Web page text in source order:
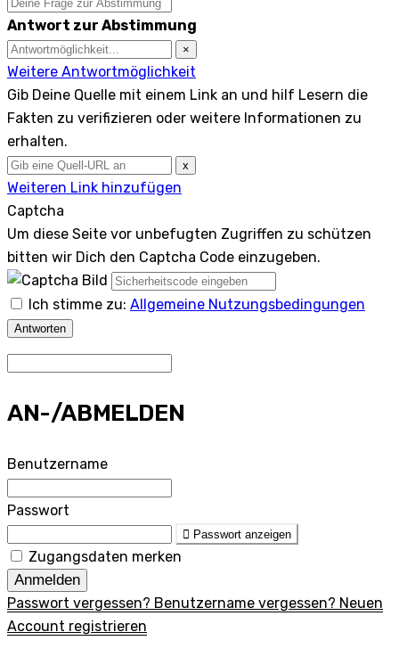
Antwort zur Abstimmung
×
Weitere Antwortmöglichkeit
Gib Deine Quelle mit einem Link an und hilf Lesern die
Fakten zu verifizieren oder weitere Informationen zu
erhalten.
x
Weiteren Link hinzufügen
Captcha
Um diese Seite vor unbefugten Zugriffen zu schützen
bitten wir Dich den Captcha Code einzugeben.
Ich stimme zu: Allgemeine Nutzungsbedingungen
Antworten
AN-/ABMELDEN
Benutzername
Passwort
Passwort anzeigen
Zugangsdaten merken
Anmelden
Passwort vergessen? Benutzername vergessen? Neuen
Account registrieren